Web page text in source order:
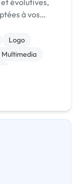
évolutives,
à vos
Logo